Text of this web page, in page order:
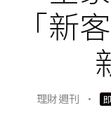
「新
理財週刊 ·